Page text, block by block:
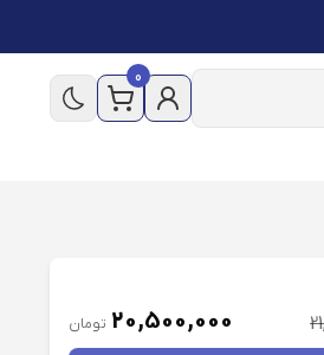
0
20,500,000 تومان